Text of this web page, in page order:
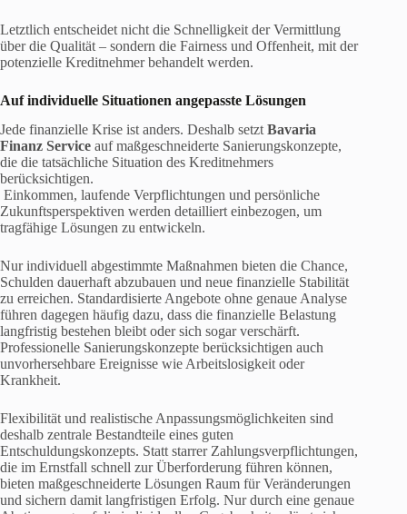
Letztlich entscheidet nicht die Schnelligkeit der Vermittlung
über die Qualität – sondern die Fairness und Offenheit, mit der
potenzielle Kreditnehmer behandelt werden.
Auf individuelle Situationen angepasste Lösungen
Jede finanzielle Krise ist anders. Deshalb setzt Bavaria
Finanz Service auf maßgeschneiderte Sanierungskonzepte,
die die tatsächliche Situation des Kreditnehmers
berücksichtigen.
Einkommen, laufende Verpflichtungen und persönliche
Zukunftsperspektiven werden detailliert einbezogen, um
tragfähige Lösungen zu entwickeln.
Nur individuell abgestimmte Maßnahmen bieten die Chance,
Schulden dauerhaft abzubauen und neue finanzielle Stabilität
zu erreichen. Standardisierte Angebote ohne genaue Analyse
führen dagegen häufig dazu, dass die finanzielle Belastung
langfristig bestehen bleibt oder sich sogar verschärft.
Professionelle Sanierungskonzepte berücksichtigen auch
unvorhersehbare Ereignisse wie Arbeitslosigkeit oder
Krankheit.
Flexibilität und realistische Anpassungsmöglichkeiten sind
deshalb zentrale Bestandteile eines guten
Entschuldungskonzepts. Statt starrer Zahlungsverpflichtungen,
die im Ernstfall schnell zur Überforderung führen können,
bieten maßgeschneiderte Lösungen Raum für Veränderungen
und sichern damit langfristigen Erfolg. Nur durch eine genaue